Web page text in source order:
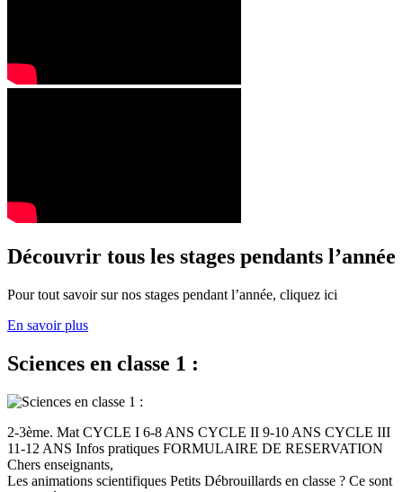
Découvrir tous les stages pendants l’année
Pour tout savoir sur nos stages pendant l’année, cliquez ici
En savoir plus
Sciences en classe 1 :
2-3ème. Mat CYCLE I 6-8 ANS CYCLE II 9-10 ANS CYCLE III
11-12 ANS Infos pratiques FORMULAIRE DE RESERVATION
Chers enseignants,
Les animations scientifiques Petits Débrouillards en classe ? Ce sont